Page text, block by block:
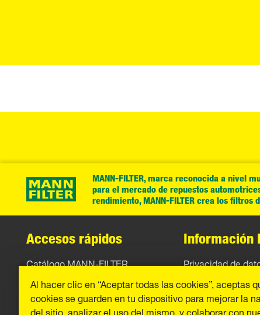
MANN-FILTER, marca reconocida a nivel
para el mercado de repuestos
rendimiento, MANN-FILTER crea los filtros
Accesos rápidos
Catálogo MANN-FILTER
Contacto
Información
Privacidad de
Aviso legal
Imprint
Al hacer clic en “Aceptar todas las cookies”, aceptas
cookies se guarden en tu dispositivo para mejorar la
del sitio, analizar el uso del mismo, y colaborar con